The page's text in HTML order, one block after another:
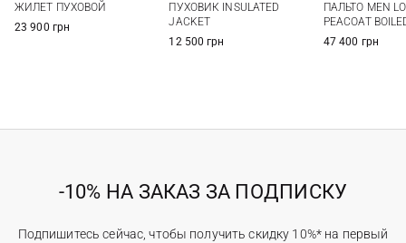
ЖИЛЕТ ПУХОВОЙ
23 900 грн
XXL
ПУХОВИК INSULATED
JACKET
12 500 грн
ПАЛЬТО MEN
PEACOAT
47 400 грн
-10% НА ЗАКАЗ ЗА ПОДПИСКУ
Подпишитесь сейчас, чтобы получить скидку 10%* на первый